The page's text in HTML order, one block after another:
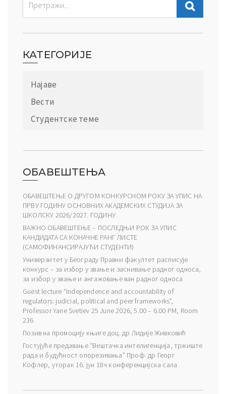
КАТЕГОРИЈЕ
Најаве
Вести
Студентске теме
ОБАВЕШТЕЊА
ОБАВЕШТЕЊЕ О ДРУГОМ КОНКУРСНОМ РОКУ ЗА УПИС НА
ПРВУ ГОДИНУ ОСНОВНИХ АКАДЕМСКИХ СТУДИЈА ЗА
ШКОЛСКУ 2026/2027. ГОДИНУ
ВАЖНО ОБАВЕШТЕЊЕ – ПОСЛЕДЊИ РОК ЗА УПИС
КАНДИДАТА СА КОНАЧНЕ РАНГ ЛИСТЕ
(САМОФИНАНСИРАЈУЋИ СТУДЕНТИ)
Универзитет у Београду Правни факултет расписује
конкурс – за избор у звање и заснивање радног односа,
за избор у звање и ангажовање ван радног односа
Guest lecture “Independence and accountability of
regulators: judicial, political and peer frameworks”,
Professor Yane Svetiev 25 June 2026, 5.00 – 6.00 PM, Room
236
Позив на промоцију књиге доц. др Лидије Живковић
Гостујуће предавање “Вештачка интелигенција, тржиште
рада и будућност опорезивања” Проф. др Георг
Кофлер, уторак 16. јун 18ч конференцијска сала